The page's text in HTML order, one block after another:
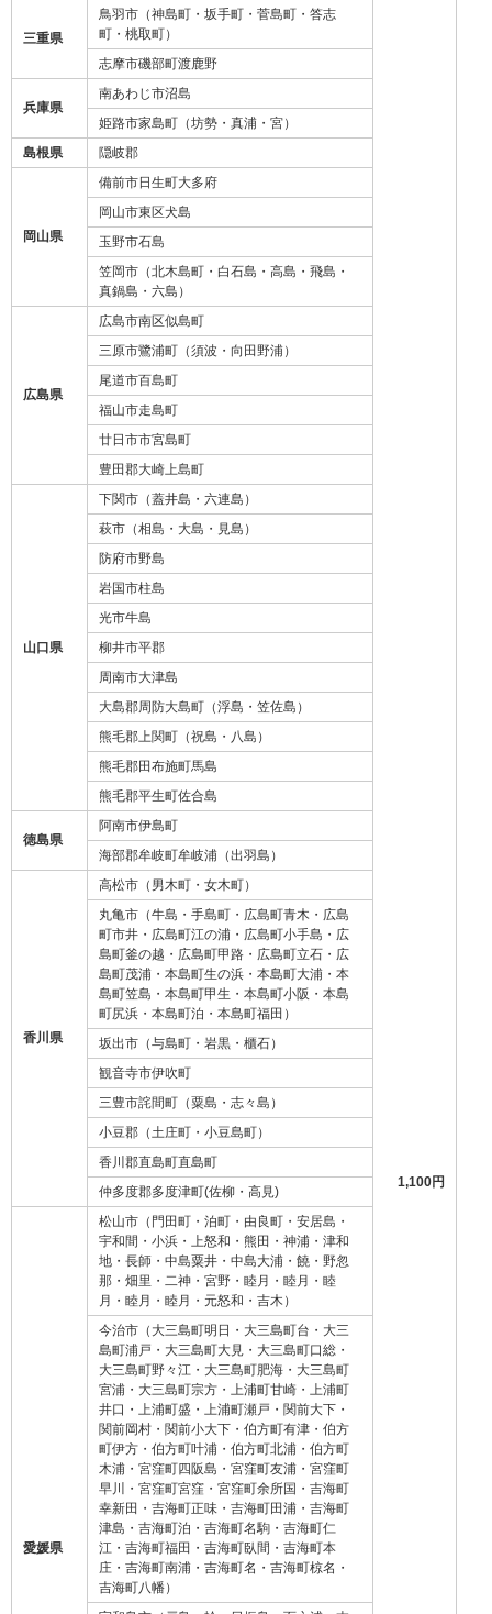
1,100円
三重県
鳥羽市（神島町・坂手町・菅島町・答志
町・桃取町）
志摩市磯部町渡鹿野
兵庫県
南あわじ市沼島
姫路市家島町（坊勢・真浦・宮）
島根県
隠岐郡
岡山県
備前市日生町大多府
岡山市東区犬島
玉野市石島
笠岡市（北木島町・白石島・高島・飛島・
真鍋島・六島）
広島県
広島市南区似島町
三原市鷺浦町（須波・向田野浦）
尾道市百島町
福山市走島町
廿日市市宮島町
豊田郡大崎上島町
山口県
下関市（蓋井島・六連島）
萩市（相島・大島・見島）
防府市野島
岩国市柱島
光市牛島
柳井市平郡
周南市大津島
大島郡周防大島町（浮島・笠佐島）
熊毛郡上関町（祝島・八島）
熊毛郡田布施町馬島
熊毛郡平生町佐合島
徳島県
阿南市伊島町
海部郡牟岐町牟岐浦（出羽島）
香川県
高松市（男木町・女木町）
丸亀市（牛島・手島町・広島町青木・広島
町市井・広島町江の浦・広島町小手島・広
島町釜の越・広島町甲路・広島町立石・広
島町茂浦・本島町生の浜・本島町大浦・本
島町笠島・本島町甲生・本島町小阪・本島
町尻浜・本島町泊・本島町福田）
坂出市（与島町・岩黒・櫃石）
観音寺市伊吹町
三豊市詫間町（粟島・志々島）
小豆郡（土庄町・小豆島町）
香川郡直島町直島町
仲多度郡多度津町(佐柳・高見)
愛媛県
松山市（門田町・泊町・由良町・安居島・
宇和間・小浜・上怒和・熊田・神浦・津和
地・長師・中島粟井・中島大浦・饒・野忽
那・畑里・二神・宮野・睦月・睦月・睦
月・睦月・睦月・元怒和・吉木）
今治市（大三島町明日・大三島町台・大三
島町浦戸・大三島町大見・大三島町口総・
大三島町野々江・大三島町肥海・大三島町
宮浦・大三島町宗方・上浦町甘崎・上浦町
井口・上浦町盛・上浦町瀬戸・関前大下・
関前岡村・関前小大下・伯方町有津・伯方
町伊方・伯方町叶浦・伯方町北浦・伯方町
木浦・宮窪町四阪島・宮窪町友浦・宮窪町
早川・宮窪町宮窪・宮窪町余所国・吉海町
幸新田・吉海町正味・吉海町田浦・吉海町
津島・吉海町泊・吉海町名駒・吉海町仁
江・吉海町福田・吉海町臥間・吉海町本
庄・吉海町南浦・吉海町名・吉海町椋名・
吉海町八幡）